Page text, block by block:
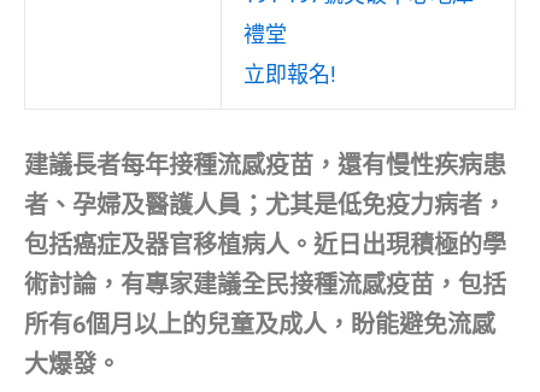
禮堂
立即報名!
建議長者每年接種流感疫苗，還有慢性疾病患
者、孕婦及醫護人員；尤其是低免疫力病者，
包括癌症及器官移植病人。近日出現積極的學
術討論，有專家建議全民接種流感疫苗，包括
所有6個月以上的兒童及成人，盼能避免流感
大爆發。